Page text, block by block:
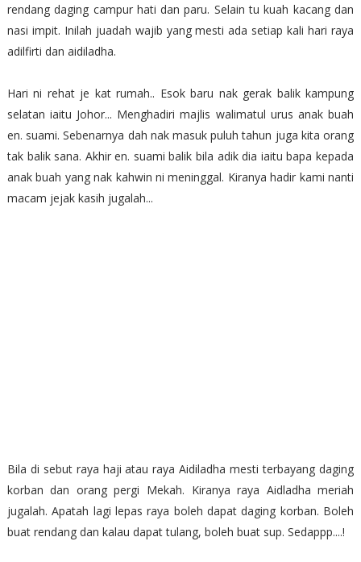
rendang daging campur hati dan paru. Selain tu kuah kacang dan
nasi impit. Inilah juadah wajib yang mesti ada setiap kali hari raya
adilfirti dan aidiladha.
Hari ni rehat je kat rumah.. Esok baru nak gerak balik kampung
selatan iaitu Johor... Menghadiri majlis walimatul urus anak buah
en. suami. Sebenarnya dah nak masuk puluh tahun juga kita orang
tak balik sana. Akhir en. suami balik bila adik dia iaitu bapa kepada
anak buah yang nak kahwin ni meninggal. Kiranya hadir kami nanti
macam jejak kasih jugalah...
Bila di sebut raya haji atau raya Aidiladha mesti terbayang daging
korban dan orang pergi Mekah. Kiranya raya Aidladha meriah
jugalah. Apatah lagi lepas raya boleh dapat daging korban. Boleh
buat rendang dan kalau dapat tulang, boleh buat sup. Sedappp....!